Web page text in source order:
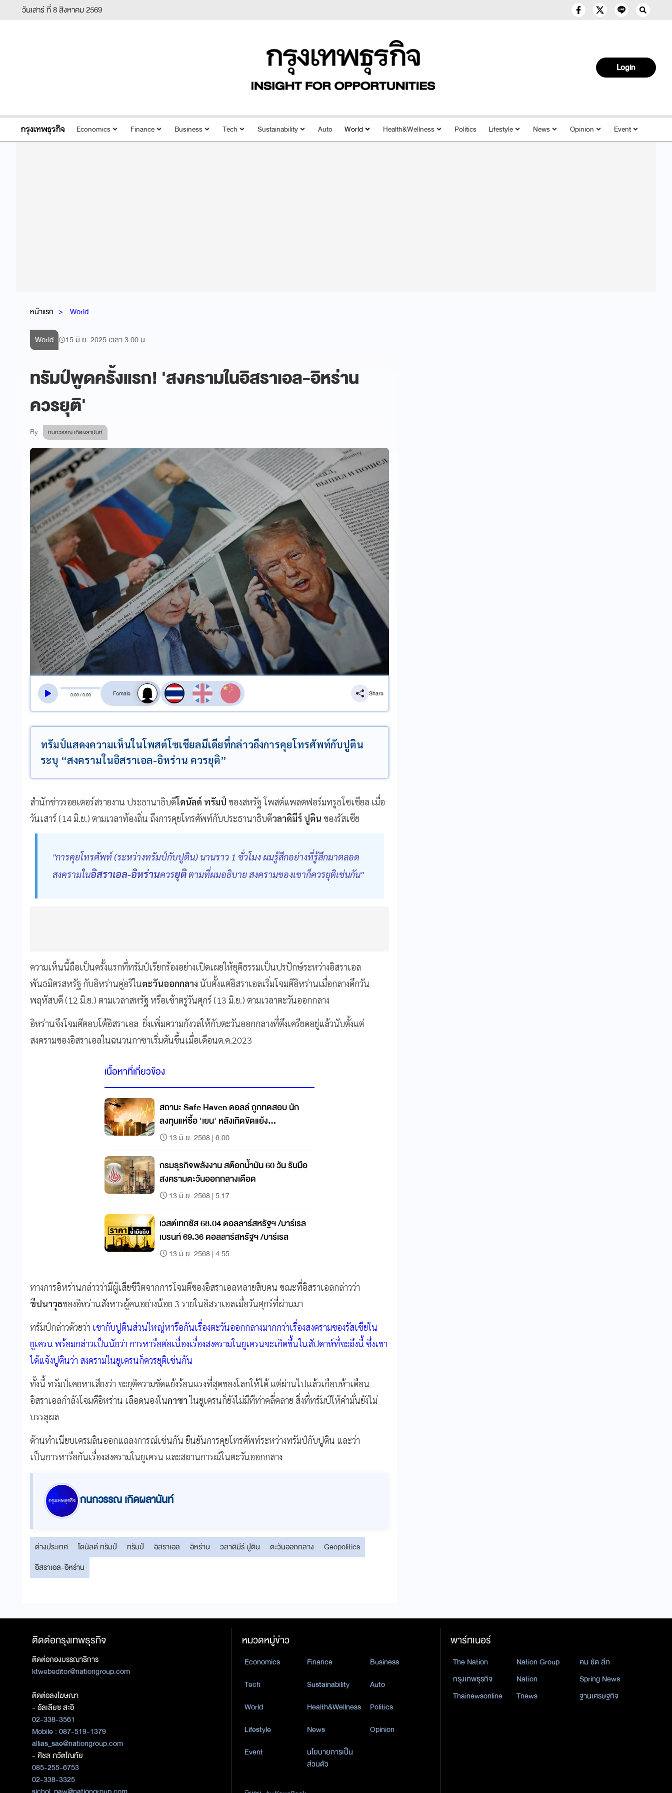
วันเสาร์ ที่ 8 สิงหาคม 2569
Login
Economics Finance Business Tech Sustainability Auto World Health&Wellness Politics Lifestyle News Opinion Event
หน้าแรก World
World 15 มิ.ย. 2025 เวลา 3:00 น.
ทรัมป์พูดครั้งแรก! 'สงครามในอิสราเอล-อิหร่าน
ควรยุติ'
By กนกวรรณ เกิดผลานันท์
0:00/0:00
สลับเสียงอ่าน
Share
ทรัมป์แสดงความเห็นในโพสต์โซเชียลมีเดียที่กล่าวถึงการคุยโทรศัพท์กับปูติน
ระบุ “สงครามในอิสราเอล-อิหร่าน ควรยุติ”
สำนักข่าวรอยเตอร์สรายงาน ประธานาธิบดีโดนัลด์ ทรัมป์ ของสหรัฐ โพสต์แพลตฟอร์มทรูธโซเชียล เมื่อ
วันเสาร์ (14 มิ.ย.) ตามเวลาท้องถิ่น ถึงการคุยโทรศัพท์กับประธานาธิบดีวลาดิมีร์ ปูติน ของรัสเซีย
"การคุยโทรศัพท์ (ระหว่างทรัมป์กับปูติน) นานราว 1 ชั่วโมง ผมรู้สึกอย่างที่รู้สึกมาตลอด
สงครามในอิสราเอล-อิหร่านควรยุติตามที่ผมอธิบาย สงครามของเขาก็ควรยุติเช่นกัน"
ความเห็นนี้ถือเป็นครั้งแรกที่ทรัมป์เรียกร้องอย่างเปิดเผยให้ยุติธรรมเป็นปรปักษ์ระหว่างอิสราเอล
พันธมิตรสหรัฐ กับอิหร่านคู่อริในตะวันออกกลาง นับตั้งแต่อิสราเอลเริ่มโจมตีอิหร่านเมื่อกลางดึกวัน
พฤหัสบดี (12 มิ.ย.) ตามเวลาสหรัฐ หรือเช้าตรู่วันศุกร์ (13 มิ.ย.) ตามเวลาตะวันออกกลาง
อิหร่านจึงโจมตีตอบโต้อิสราเอล ยิ่งเพิ่มความกังวลให้กับตะวันออกกลางที่ตึงเครียดอยู่แล้วนับตั้งแต่
สงครามของอิสราเอลในฉนวนกาซาเริ่มต้นขึ้นเมื่อเดือนต.ค.2023
เนื้อหาที่เกี่ยวข้อง
สถานะ Safe Haven ดอลล์ ถูกทดสอบ นัก
ลงทุนแห่ซื้อ 'เยน' หลังเกิดขัดแย้ง
ตะวันออกกลาง
13 มิ.ย. 2568 | 6:00
กรมธุรกิจพลังงาน สต๊อกน้ำมัน 60 วัน รับมือ
สงครามตะวันออกกลางเดือด
13 มิ.ย. 2568 | 5:17
เวสต์เทกซัส 68.04 ดอลลาร์สหรัฐฯ /บาร์เรล
เบรนท์ 69.36 ดอลลาร์สหรัฐฯ /บาร์เรล
13 มิ.ย. 2568 | 4:55
ทางการอิหร่านกล่าวว่ามีผู้เสียชีวิตจากการโจมตีของอิสราเอลหลายสิบคน ขณะที่อิสราเอลกล่าวว่า
ขีปนาวุธของอิหร่านสังหารผู้คนอย่างน้อย 3 รายในอิสราเอลเมื่อวันศุกร์ที่ผ่านมา
ทรัมป์กล่าวด้วยว่า เขากับปูตินส่วนใหญ่หารือกันเรื่องตะวันออกกลางมากกว่าเรื่องสงครามของรัสเซียใน
ยูเครน พร้อมกล่าวเป็นนัยว่า การหารือต่อเนื่องเรื่องสงครามในยูเครนจะเกิดขึ้นในสัปดาห์ที่จะถึงนี้ ซึ่งเขา
ได้แจ้งปูตินว่า สงครามในยูเครนก็ควรยุติเช่นกัน
ทั้งนี้ ทรัมป์เคยหาเสียงว่า จะยุติความขัดแย้งร้อนแรงที่สุดของโลกให้ได้ แต่ผ่านไปแล้วเกือบห้าเดือน
อิสราเอลกำลังโจมตีอิหร่าน เลือดนองในกาซาในยูเครนก็ยังไม่มีทีท่าคลี่คลาย สิ่งที่ทรัมป์ให้คำมั่นยังไม่
บรรลุผล
ด้านทำเนียบเครมลินออกแถลงการณ์เช่นกัน ยืนยันการคุยโทรศัพท์ระหว่างทรัมป์กับปูติน และว่า
เป็นการหารือกันเรื่องสงครามในยูเครน และสถานการณ์ในตะวันออกกลาง
กนกวรรณ เกิดผลานันท์
ต่างประเทศ โดนัลด์ ทรัมป์ ทรัมป์ อิสราเอล อิหร่าน วลาดิมีร์ ปูติน ตะวันออกกลาง
Geopolitics
อิสราเอล-อิหร่าน
ติดต่อกรุงเทพธุรกิจ
ติดต่อกองบรรณาธิการ
ktwebeditor@nationgroup.com
ติดต่อลงโฆษณา
- อัลเลียซ สะอิ
02-338-3561
Mobile : 087-519-1379
allias_sae@nationgroup.com
- ศิชล ภวัตโณทัย
085-255-6753
02-338-3325
หมวดหมู่ข่าว
Economics Finance
Business
Tech
Sustainability
Auto
World
Health&Wellness
Politics
Lifestyle
News
Opinion
Event
นโยบายการเป็น
ส่วนตัว
พาร์ทเนอร์
The Nation Nation Group
คม ชัด ลึก
กรุงเทพธุรกิจ
Nation
Spring News
Thainewsonline
Tnews ฐานเศรษฐกิจ